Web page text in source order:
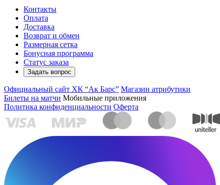
Контакты
Оплата
Доставка
Возврат и обмен
Размерная сетка
Бонусная программа
Статус заказа
Задать вопрос
Официальный сайт ХК “Ак Барс” Магазин атрибутики
Билеты на матчи Мобильные приложения
Политика конфиденциальности Оферта